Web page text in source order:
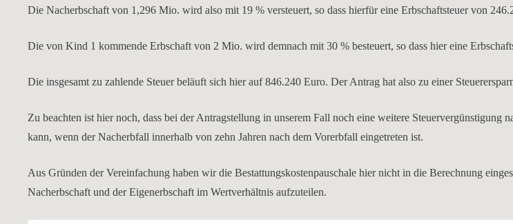
Die Nacherbschaft von 1,296 Mio. wird also mit 19 % versteuert, so dass hierfür eine Erbschaftsteuer von
Die von Kind 1 kommende Erbschaft von 2 Mio. wird demnach mit 30 % besteuert, so dass hier eine
Die insgesamt zu zahlende Steuer beläuft sich hier auf 846.240 Euro. Der Antrag hat also zu einer
Zu beachten ist hier noch, dass bei der Antragstellung in unserem Fall noch eine weitere Steuervergünstigung
kann, wenn der Nacherbfall innerhalb von zehn Jahren nach dem Vorerbfall eingetreten ist.
Aus Gründen der Vereinfachung haben wir die Bestattungskostenpauschale hier nicht in die Berechnung
Nacherbschaft und der Eigenerbschaft im Wertverhältnis aufzuteilen.